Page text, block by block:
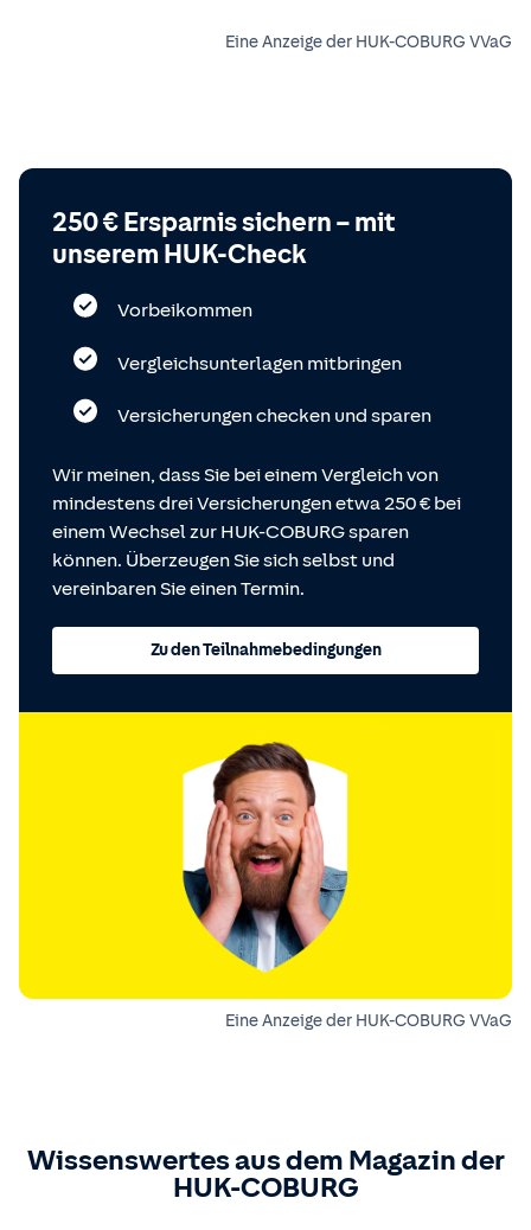
Eine Anzeige der HUK-COBURG VVaG
250 € Ersparnis sichern – mit
unserem HUK-Check
Vorbeikommen
Vergleichsunterlagen mitbringen
Versicherungen checken und sparen
Wir meinen, dass Sie bei einem Vergleich von
mindestens drei Versicherungen etwa 250 € bei
einem Wechsel zur HUK-COBURG sparen
können. Überzeugen Sie sich selbst und
vereinbaren Sie einen Termin.
Zu den Teilnahmebedingungen
Eine Anzeige der HUK-COBURG VVaG
Wissenswertes aus dem Magazin der
HUK-COBURG